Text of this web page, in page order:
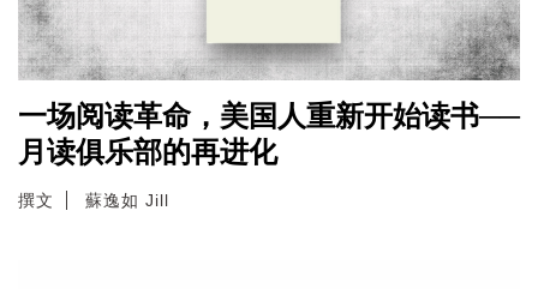
一场阅读革命，美国人重新开始读书──
月读俱乐部的再进化
撰文 蘇逸如 Jill